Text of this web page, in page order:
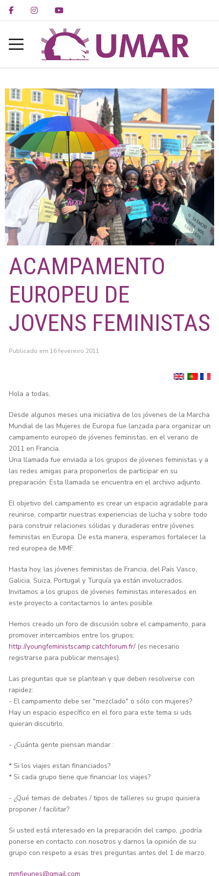
ACAMPAMENTO
EUROPEU DE
JOVENS FEMINISTAS
Publicado em 16 fevereiro 2011
Hola a todas,
Desde algunos meses una iniciativa de los jóvenes de la Marcha
Mundial de las Mujeres de Europa fue lanzada para organizar un
campamento europeo de jóvenes feministas, en el verano de
2011 en Francia.
Una llamada fue enviada a los grupos de jóvenes feministas y a
las redes amigas para proponerlos de participar en su
preparación. Esta llamada se encuentra en el archivo adjunto.
El objetivo del campamento es crear un espacio agradable para
reunirse, compartir nuestras experiencias de lucha y sobre todo
para construir relaciones sólidas y duraderas entre jóvenes
feministas en Europa. De esta manera, esperamos fortalecer la
red europea de MMF.
Hasta hoy, las jóvenes feministas de Francia, del País Vasco,
Galicia, Suiza, Portugal y Turquía ya están involucrados.
Invitamos a los grupos de jóvenes feministas interesados en
este proyecto a contactarnos lo antes posible.
Hemos creado un foro de discusión sobre el campamento, para
promover intercambios entre los grupos:
http://youngfeministscamp.catchforum.fr/(es necesario
registrarse para publicar mensajes).
Las preguntas que se plantean y que deben resolverse con
rapidez:
- El campamento debe ser "mezclado" o sólo con mujeres?
Hay un espacio específico en el foro para este tema si uds
quieran discutirlo.
- ¿Cuánta gente piensan mandar :
* Si los viajes estan financiados?
* Si cada grupo tiene que financiar los viajes?
- ¿Qué temas de debates / tipos de talleres su grupo quisiera
proponer / facilitar?
Si usted está interesado en la preparación del campo, ¿podría
ponerse en contacto con nosotros y darnos la opinión de su
grupo con respeto a esas tres preguntas antes del 1 de marzo.
mmfjeunes@gmail.com